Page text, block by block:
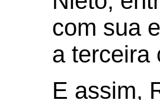
com sua
a terceira
E assim,